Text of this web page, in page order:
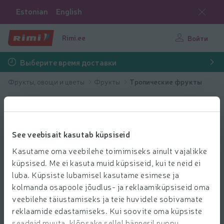
See veebisait kasutab küpsiseid
Kasutame oma veebilehe toimimiseks ainult vajalikke
küpsised. Me ei kasuta muid küpsiseid, kui te neid ei
luba. Küpsiste lubamisel kasutame esimese ja
kolmanda osapoole jõudlus- ja reklaamiküpsiseid oma
veebilehe täiustamiseks ja teie huvidele sobivamate
reklaamide edastamiseks. Kui soovite oma küpsiste
Estonian English
Rimi.ee Войти
Выберите время доставки
Фрукты, овощи и цветы Фрукты Тропические фрукты